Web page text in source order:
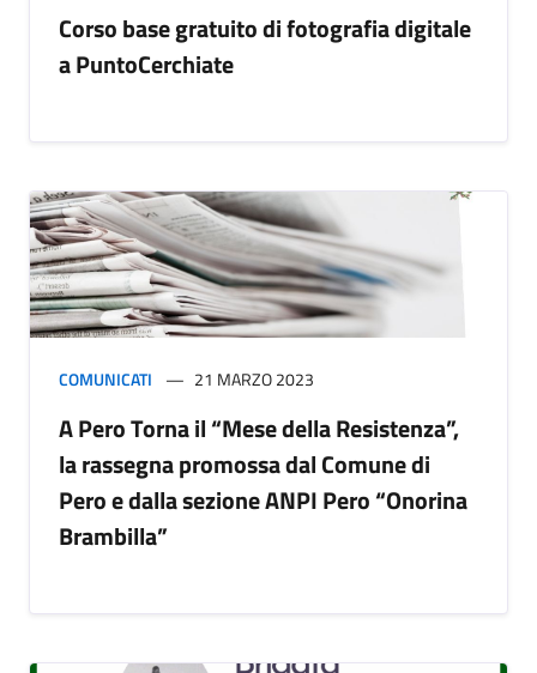
Corso base gratuito di fotografia digitale
a PuntoCerchiate
COMUNICATI 21 MARZO 2023
A Pero Torna il “Mese della Resistenza”,
la rassegna promossa dal Comune di
Pero e dalla sezione ANPI Pero “Onorina
Brambilla”